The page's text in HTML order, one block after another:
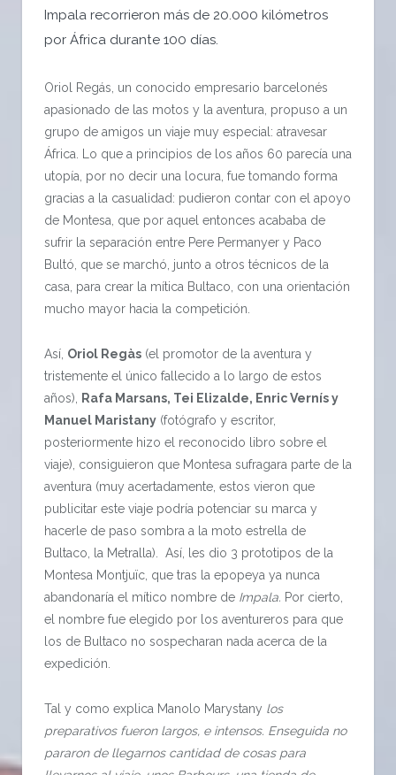
Impala recorrieron más de 20.000 kilómetros
por África durante 100 días.
Oriol Regás, un conocido empresario barcelonés
apasionado de las motos y la aventura, propuso a un
grupo de amigos un viaje muy especial: atravesar
África. Lo que a principios de los años 60 parecía una
utopía, por no decir una locura, fue tomando forma
gracias a la casualidad: pudieron contar con el apoyo
de Montesa, que por aquel entonces acababa de
sufrir la separación entre Pere Permanyer y Paco
Bultó, que se marchó, junto a otros técnicos de la
casa, para crear la mítica Bultaco, con una orientación
mucho mayor hacia la competición.
Así, Oriol Regàs (el promotor de la aventura y
tristemente el único fallecido a lo largo de estos
años), Rafa Marsans, Tei Elizalde, Enric Vernís y
Manuel Maristany (fotógrafo y escritor,
posteriormente hizo el reconocido libro sobre el
viaje), consiguieron que Montesa sufragara parte de la
aventura (muy acertadamente, estos vieron que
publicitar este viaje podría potenciar su marca y
hacerle de paso sombra a la moto estrella de
Bultaco, la Metralla). Así, les dio 3 prototipos de la
Montesa Montjuïc, que tras la epopeya ya nunca
abandonaría el mítico nombre de Impala. Por cierto,
el nombre fue elegido por los aventureros para que
los de Bultaco no sospecharan nada acerca de la
expedición.
Tal y como explica Manolo Marystany los
preparativos fueron largos, e intensos. Enseguida no
pararon de llegarnos cantidad de cosas para